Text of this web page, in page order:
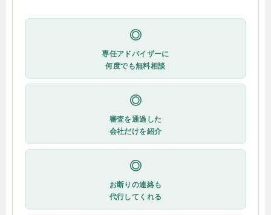
◎
専任アドバイザーに
何度でも無料相談
◎
審査を通過した
会社だけを紹介
◎
お断りの連絡も
代行してくれる